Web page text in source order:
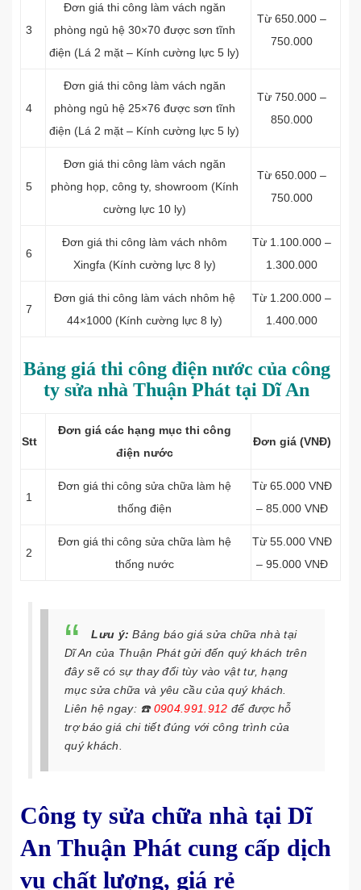
3
Đơn giá thi công làm vách ngăn
phòng ngủ hệ 30×70 được sơn tĩnh
điện (Lá 2 mặt – Kính cường lực 5 ly)
Từ 650.000 –
750.000
4
Đơn giá thi công làm vách ngăn
phòng ngủ hệ 25×76 được sơn tĩnh
điện (Lá 2 mặt – Kính cường lực 5 ly)
Từ 750.000 –
850.000
5
Đơn giá thi công làm vách ngăn
phòng họp, công ty, showroom (Kính
cường lực 10 ly)
Từ 650.000 –
750.000
6
Đơn giá thi công làm vách nhôm
Xingfa (Kính cường lực 8 ly)
Từ 1.100.000 –
1.300.000
7
Đơn giá thi công làm vách nhôm hệ
44×1000 (Kính cường lực 8 ly)
Từ 1.200.000 –
1.400.000
Bảng giá thi công điện nước của công
ty sửa nhà Thuận Phát tại Dĩ An
Stt
Đơn giá các hạng mục thi công
điện nước
Đơn giá (VNĐ)
1
Đơn giá thi công sửa chữa làm hệ
thống điện
Từ 65.000 VNĐ
– 85.000 VNĐ
2
Đơn giá thi công sửa chữa làm hệ
thống nước
Từ 55.000 VNĐ
– 95.000 VNĐ
Lưu ý:Bảng báo giá sửa chữa nhà tại
Dĩ An của Thuận Phát gửi đến quý khách trên
đây sẽ có sự thay đổi tùy vào vật tư, hạng
mục sửa chữa và yêu cầu của quý khách.
Liên hệ ngay: ☎️0904.991.912 để được hỗ
trợ báo giá chi tiết đúng với công trình của
quý khách.
Công ty sửa chữa nhà tại Dĩ
An Thuận Phát cung cấp dịch
vụ chất lượng, giá rẻ